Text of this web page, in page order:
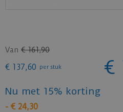
Van € 161,90
€ 137,60 per stuk €
Nu met 15% korting
- € 24,30